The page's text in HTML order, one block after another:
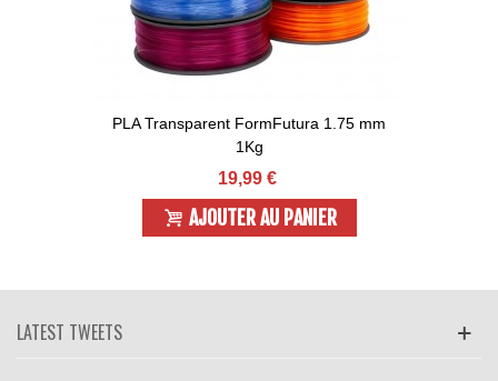
PLA Transparent FormFutura 1.75 mm
1Kg
19,99 €
AJOUTER AU PANIER
LATEST TWEETS